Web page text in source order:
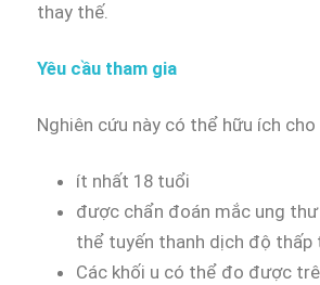
thay thế.
Yêu cầu tham gia
Nghiên cứu này có thể hữu ích cho
ít nhất 18 tuổi
được chẩn đoán mắc ung
thể tuyến thanh dịch độ thấp
Các khối u có thể đo được